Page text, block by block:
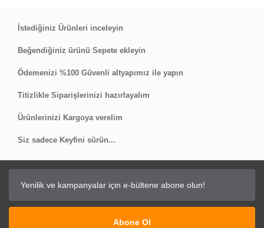
Yorum Yaz
İstediğiniz Ürünleri inceleyin
Beğendiğiniz ürünü Sepete ekleyin
Ödemenizi %100 Güvenli altyapımız ile yapın
Titizlikle Siparişlerinizi hazırlayalım
Ürünlerinizi Kargoya verelim
Siz sadece Keyfini sürün...
Abone Ol